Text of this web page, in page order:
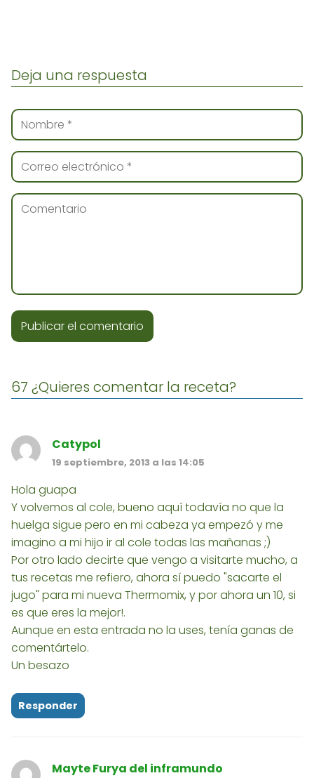
67 ¿Quieres comentar la receta?
Catypol
19 septiembre, 2013 a las 14:05
Hola guapa
Y volvemos al cole, bueno aquí todavía no que la
huelga sigue pero en mi cabeza ya empezó y me
imagino a mi hijo ir al cole todas las mañanas ;)
Por otro lado decirte que vengo a visitarte mucho, a
tus recetas me refiero, ahora sí puedo "sacarte el
jugo" para mi nueva Thermomix, y por ahora un 10, si
es que eres la mejor!.
Aunque en esta entrada no la uses, tenía ganas de
comentártelo.
Un besazo
Responder
Mayte Furya del inframundo
Deja una respuesta